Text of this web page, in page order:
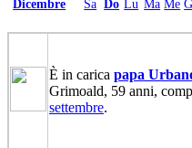
Dicembre
Sa Do Lu Ma Me
È in carica papa
Grimoald, 59 anni,
settembre.